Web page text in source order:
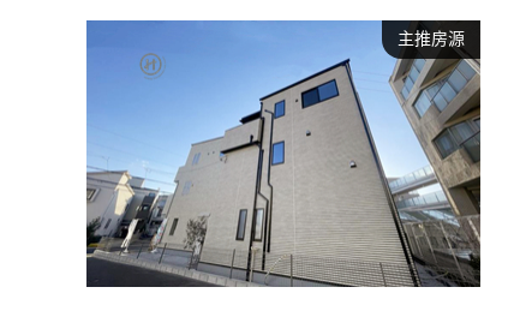
主推房源